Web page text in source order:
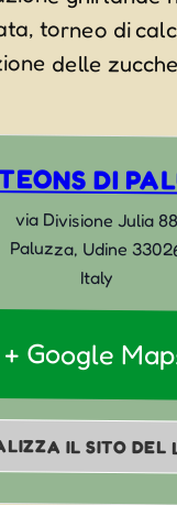
delle
DI
via Divisione Julia 88
Paluzza, Udine
Italy
+ Google
IL SITO DEL